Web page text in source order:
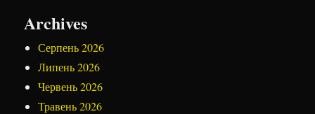
Archives
Серпень 2026
Липень 2026
Червень 2026
Травень 2026